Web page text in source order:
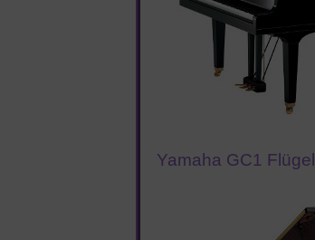
Yamaha GC1